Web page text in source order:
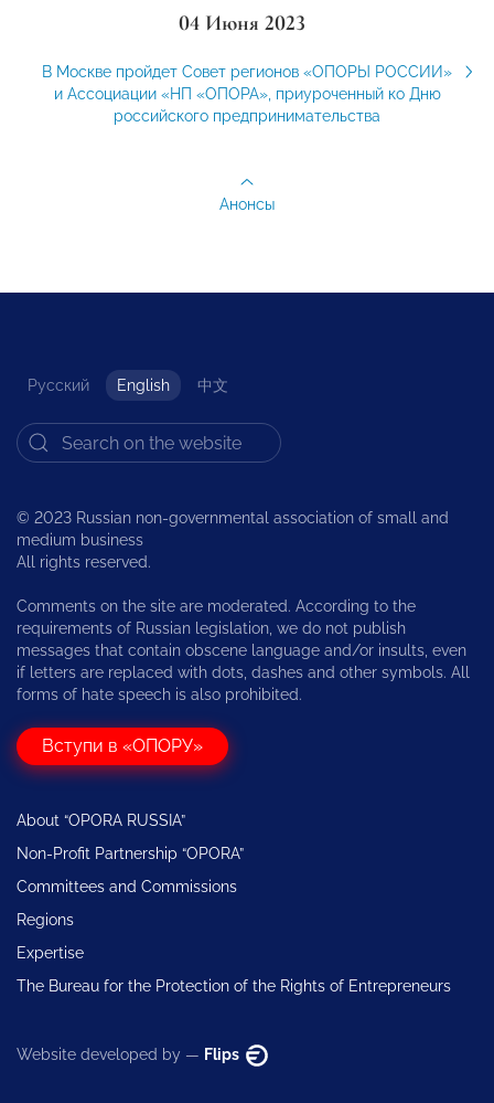
04 Июня 2023
В Москве пройдет Совет регионов «ОПОРЫ РОССИИ»
и Ассоциации «НП «ОПОРА», приуроченный ко Дню
российского предпринимательства
Анонсы
Русский English 中文
© 2023 Russian non-governmental association of small and
medium business
All rights reserved.
Comments on the site are moderated. According to the
requirements of Russian legislation, we do not publish
messages that contain obscene language and/or insults, even
if letters are replaced with dots, dashes and other symbols. All
forms of hate speech is also prohibited.
Вступи в «ОПОРУ»
About “OPORA RUSSIA”
Non-Profit Partnership “OPORA”
Committees and Commissions
Regions
Expertise
The Bureau for the Protection of the Rights of Entrepreneurs
Website developed by — Flips